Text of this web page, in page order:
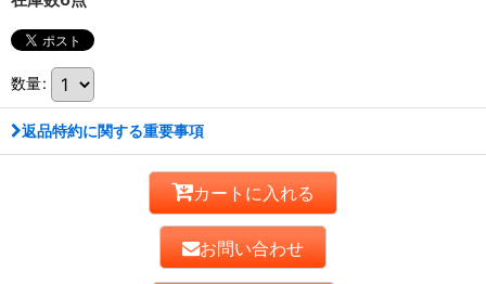
数量:
返品特約に関する重要事項
カートに入れる
お問い合わせ